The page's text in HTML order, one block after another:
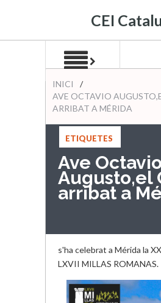
CEI
INICI
/
AVE OCTAVIO
ARRIBAT A MÉRIDA
ETIQUETES
:
Ave Octavio
Augusto,el
arribat a
s'ha celebrat a Mérida la
LXVII MILLAS ROMANAS.